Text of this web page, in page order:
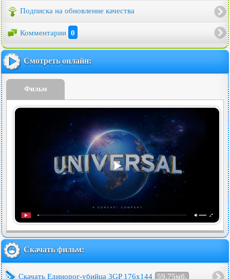
Подписка на обновление качества
Комментарии 0
Смотреть онлайн:
Фильм
Скачать фильм:
Скачать Единорог-убийца 3GP 176x144 59.75мб.